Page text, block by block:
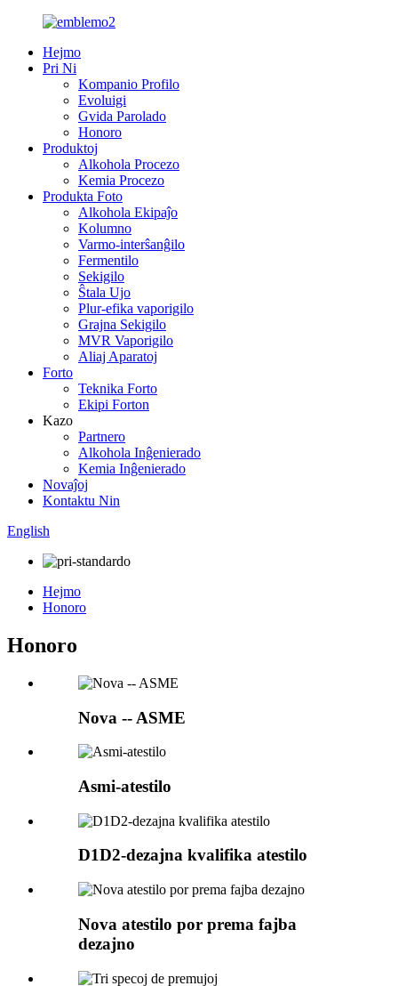
Hejmo
Pri Ni
Kompanio Profilo
Evoluigi
Gvida Parolado
Honoro
Produktoj
Alkohola Procezo
Kemia Procezo
Produkta Foto
Alkohola Ekipaĵo
Kolumno
Varmo-interŝanĝilo
Fermentilo
Sekigilo
Ŝtala Ujo
Plur-efika vaporigilo
Grajna Sekigilo
MVR Vaporigilo
Aliaj Aparatoj
Forto
Teknika Forto
Ekipi Forton
Kazo
Partnero
Alkohola Inĝenierado
Kemia Inĝenierado
Novaĵoj
Kontaktu Nin
English
Hejmo
Honoro
Honoro
Nova -- ASME
Asmi-atestilo
D1D2-dezajna kvalifika atestilo
Nova atestilo por prema fajba
dezajno